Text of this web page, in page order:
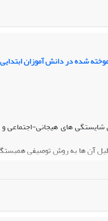
اهتمام به حمایت
شده در دانش آموزان
های هیجانی-اجتماعی
آن ها به روش توصیفی
هوشی با درماندگی آموخته